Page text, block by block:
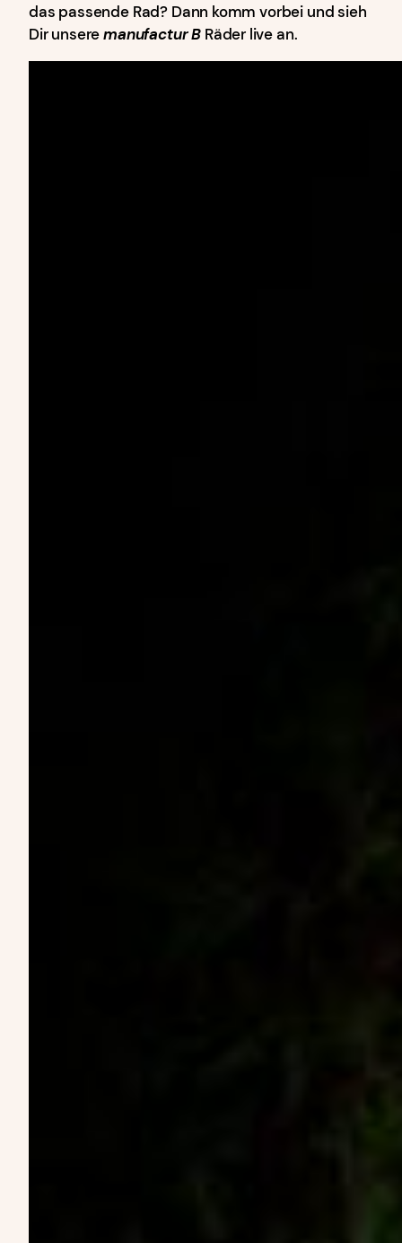
das passende Rad? Dann komm vorbei und sieh
Dir unseremanufacturB Räder live an.